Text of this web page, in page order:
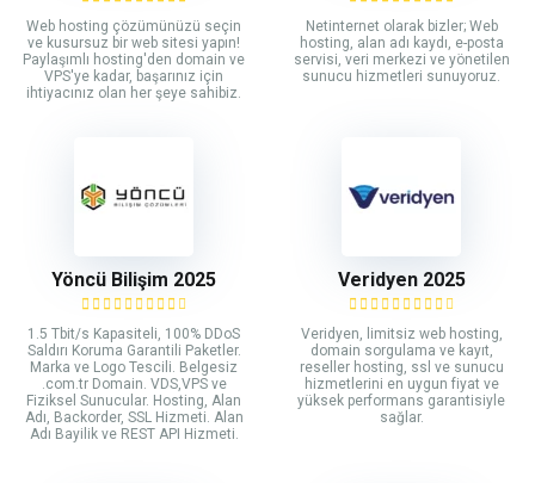
Web hosting çözümünüzü seçin
ve kusursuz bir web sitesi yapın!
Paylaşımlı hosting'den domain ve
VPS'ye kadar, başarınız için
ihtiyacınız olan her şeye sahibiz.
Netinternet olarak bizler; Web
hosting, alan adı kaydı, e-posta
servisi, veri merkezi ve yönetilen
sunucu hizmetleri sunuyoruz.
Yöncü Bilişim 2025
1.5 Tbit/s Kapasiteli, 100% DDoS
Saldırı Koruma Garantili Paketler.
Marka ve Logo Tescili. Belgesiz
.com.tr Domain. VDS,VPS ve
Fiziksel Sunucular. Hosting, Alan
Adı, Backorder, SSL Hizmeti. Alan
Adı Bayilik ve REST API Hizmeti.
Veridyen 2025
Veridyen, limitsiz web hosting,
domain sorgulama ve kayıt,
reseller hosting, ssl ve sunucu
hizmetlerini en uygun fiyat ve
yüksek performans garantisiyle
sağlar.